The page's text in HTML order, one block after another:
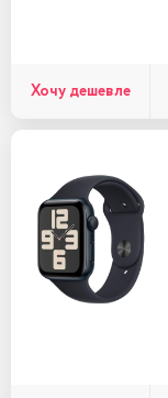
Хочу дешевле